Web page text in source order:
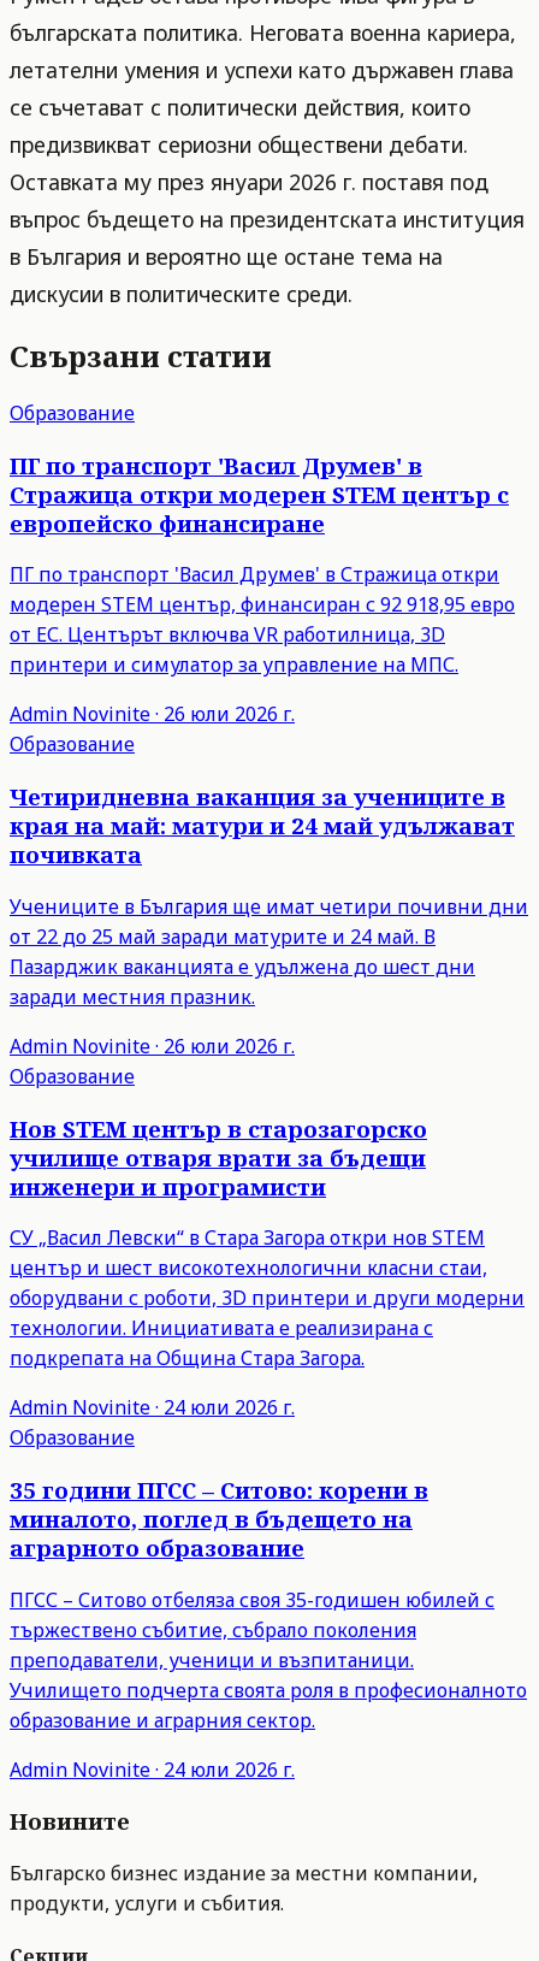
българската политика. Неговата военна кариера,
летателни умения и успехи като държавен глава
се съчетават с политически действия, които
предизвикват сериозни обществени дебати.
Оставката му през януари 2026 г. поставя под
въпрос бъдещето на президентската институция
в България и вероятно ще остане тема на
дискусии в политическите среди.
Свързани статии
Образование
ПГ по транспорт 'Васил Друмев' в
Стражица откри модерен STEM център с
европейско финансиране
ПГ по транспорт 'Васил Друмев' в Стражица откри
модерен STEM център, финансиран с 92 918,95 евро
от ЕС. Центърът включва VR работилница, 3D
принтери и симулатор за управление на МПС.
Admin Novinite· 26 юли 2026 г.
Образование
Четиридневна ваканция за учениците в
края на май: матури и 24 май удължават
почивката
Учениците в България ще имат четири почивни дни
от 22 до 25 май заради матурите и 24 май. В
Пазарджик ваканцията е удължена до шест дни
заради местния празник.
Admin Novinite· 26 юли 2026 г.
Образование
Нов STEM център в старозагорско
училище отваря врати за бъдещи
инженери и програмисти
СУ „Васил Левски“ в Стара Загора откри нов STEM
център и шест високотехнологични класни стаи,
оборудвани с роботи, 3D принтери и други модерни
технологии. Инициативата е реализирана с
подкрепата на Община Стара Загора.
Admin Novinite· 24 юли 2026 г.
Образование
35 години ПГСС – Ситово: корени в
миналото, поглед в бъдещето на
аграрното образование
ПГСС – Ситово отбеляза своя 35-годишен юбилей с
тържествено събитие, събрало поколения
преподаватели, ученици и възпитаници.
Училището подчерта своята роля в професионалното
образование и аграрния сектор.
Admin Novinite· 24 юли 2026 г.
Новините
Българско бизнес издание за местни компании,
продукти, услуги и събития.